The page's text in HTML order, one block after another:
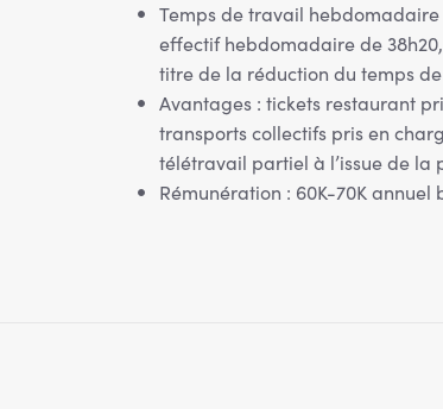
Temps de travail
effectif hebdomadaire de
titre de la réduction du temps
Avantages : tickets restaurant
transports collectifs pris en
télétravail partiel à l’issue de la
Rémunération : 60K-70K annuel